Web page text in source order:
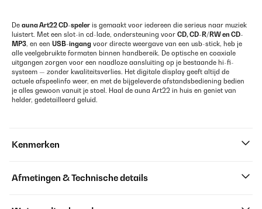
De auna Art22 CD-speler is gemaakt voor iedereen die serieus naar muziek
luistert. Met een slot-in cd-lade, ondersteuning voor CD, CD-R/RW en CD-
MP3, en een USB-ingang voor directe weergave van een usb-stick, heb je
alle veelgebruikte formaten binnen handbereik. De optische en coaxiale
uitgangen zorgen voor een naadloze aansluiting op je bestaande hi-fi-
systeem — zonder kwaliteitsverlies. Het digitale display geeft altijd de
actuele afspeelinfo weer, en met de bijgeleverde afstandsbediening bedien
je alles gewoon vanuit je stoel. Haal de auna Art22 in huis en geniet van
helder, gedetailleerd geluid.
Kenmerken
Afmetingen & Technische details